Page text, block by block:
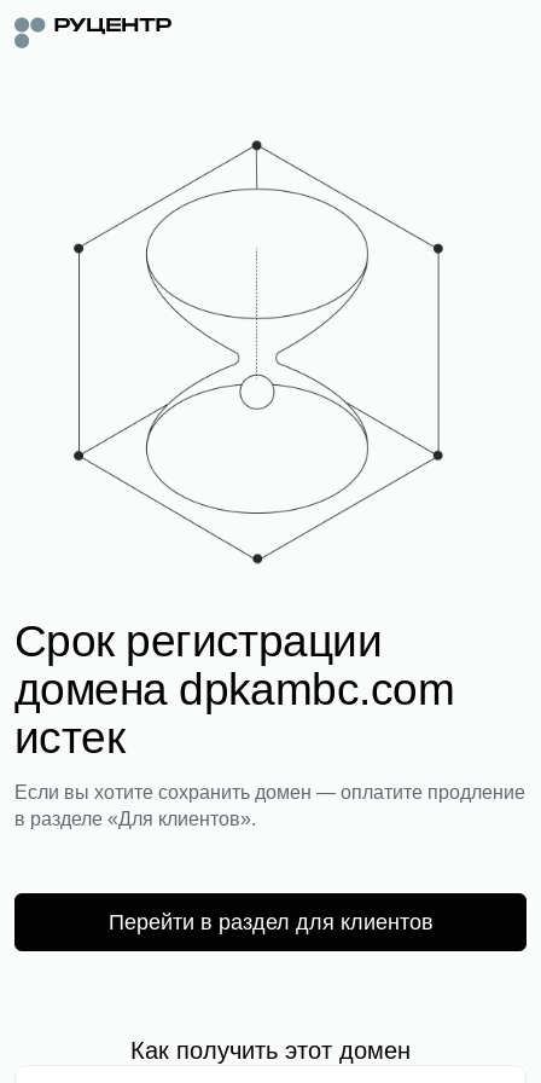
Срок регистрации
домена dpkambc.com
истек
Если вы хотите сохранить домен — оплатите продление
в разделе «Для клиентов».
Перейти в раздел для клиентов
Как получить этот домен